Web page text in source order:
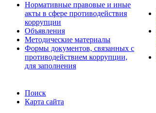
Нормативные правовые и иные
акты в сфере противодействия
коррупции
Объявления
Методические материалы
Формы документов, связанных с
противодействием коррупции,
для заполнения
Поиск
Карта сайта